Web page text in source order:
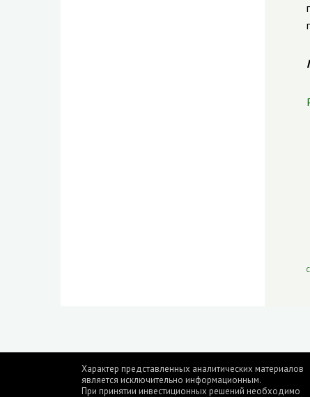
Характер представленных аналитических материалов
является исключительно информационным.
При принятии инвестиционных решений необходимо